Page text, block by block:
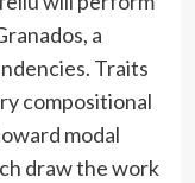
a
Traits
compositional
modal
draw the work